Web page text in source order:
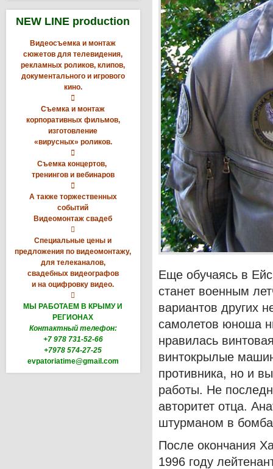
NEW LINE production
Видеосъемка и монтаж
сюжетов для телевидения,
рекламных роликов, клипов,
документального и игрового
кино.

Съемка и монтаж
корпоративных фильмов,
изготовление
«вирусных» роликов.

Съемка концертов,
тренингов и вебинаров

А также торжественных
событий
Видеомонтаж свадеб

Специальные цены и
предложения по видеомонтажу,
для телеканалов,
свадебных видеографов
и на оцифровку видео.

МЫ РАБОТАЕМ В КРЫМУ И
РЕГИОНАХ
Контактный телефон:
+7 978 731-52-66
+7978 574-27-25
evpatoriatime@gmail.com
Еще обучаясь в
станет военным
вариантов других
самолетов юноша
нравилась
винтокрылые
противника, но и
работы. Не
авторитет отца.
штурманом в
После окончания
1996 году